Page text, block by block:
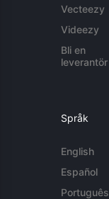
Vecteezy
Videezy
Bli en
leverantör
Språk
English
Español
Português